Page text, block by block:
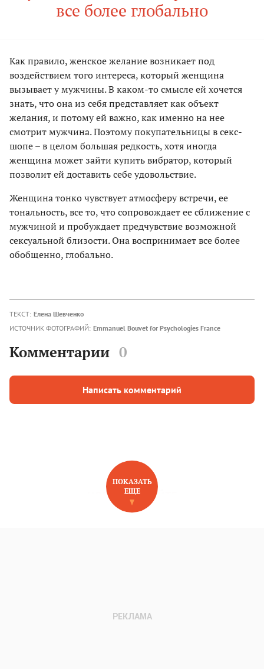
все более глобально
Как правило, женское желание возникает под
воздействием того интереса, который женщина
вызывает у мужчины. В каком-то смысле ей хочется
знать, что она из себя представляет как объект
желания, и потому ей важно, как именно на нее
смотрит мужчина. Поэтому покупательницы в секс-
шопе – в целом большая редкость, хотя иногда
женщина может зайти купить вибратор, который
позволит ей доставить себе удовольствие.
Женщина тонко чувствует атмосферу встречи, ее
тональность, все то, что сопровождает ее сближение с
мужчиной и пробуждает предчувствие возможной
сексуальной близости. Она воспринимает все более
обобщенно, глобально.
ТЕКСТ: Елена Шевченко
ИСТОЧНИК ФОТОГРАФИЙ: Emmanuel Bouvet for Psychologies France
Комментарии 0
Написать комментарий
НОВОЕ НА САЙТЕ
ПОКАЗАТЬ
ЕЩЕ